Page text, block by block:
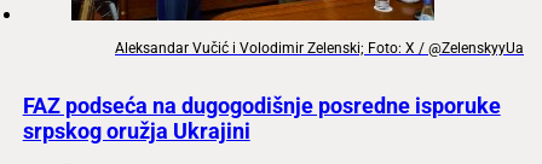
Aleksandar Vučić i Volodimir Zelenski; Foto: X / @ZelenskyyUa
FAZ podseća na dugogodišnje posredne isporuke
srpskog oružja Ukrajini